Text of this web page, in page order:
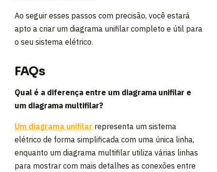
Ao seguir esses passos com precisão, você estará
apto a criar um diagrama unifilar completo e útil para
o seu sistema elétrico.
FAQs
Qual é a diferença entre um diagrama unifilar e
um diagrama multifilar?
Um diagrama unifilar representa um sistema
elétrico de forma simplificada com uma única linha,
enquanto um diagrama multifilar utiliza várias linhas
para mostrar com mais detalhes as conexões entre